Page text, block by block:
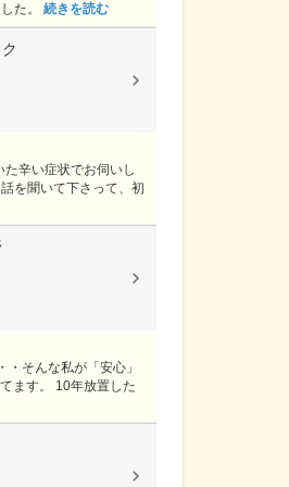
た。 続きを読む
辛い症状でお伺いし
を聞いて下さって、初
・そんな私が「安心」
ます。 10年放置した